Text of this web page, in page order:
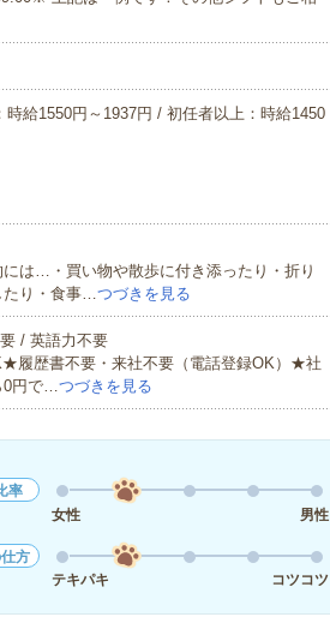
給1550円～1937円 / 初任者以上：時給1450
は…・買い物や散歩に付き添ったり・折り
たり・食事…つづきを見る
/ 英語力不要
履歴書不要・来社不要（電話登録OK）★社
0円で…つづきを見る
率
女性
男性
方
テキパキ
コツコツ